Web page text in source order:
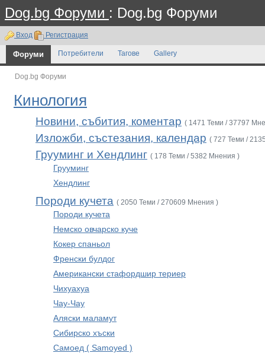
Dog.bg Форуми : Dog.bg Форуми
Вход Регистрация
Форуми Потребители Тагове Gallery
Dog.bg Форуми
Кинология
Новини, събития, коментар ( 1471 Теми / 37797
Изложби, състезания, календар ( 727 Теми /
Грууминг и Хендлинг ( 178 Теми / 5382 Мнения )
Грууминг
Хендлинг
Породи кучета ( 2050 Теми / 270609 Мнения )
Породи кучета
Немско овчарско куче
Кокер спаньол
Френски булдог
Американски стафордшир териер
Чихуахуа
Чау-Чау
Аляски маламут
Сибирско хъски
Самоед ( Samoyed )